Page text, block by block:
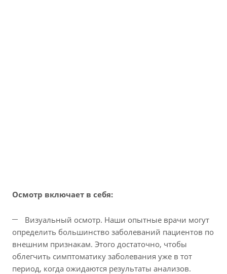
Осмотр включает в себя:
Визуальный осмотр. Наши опытные врачи могут
определить большинство заболеваний пациентов по
внешним признакам. Этого достаточно, чтобы
облегчить симптоматику заболевания уже в тот
период, когда ожидаются результаты анализов.